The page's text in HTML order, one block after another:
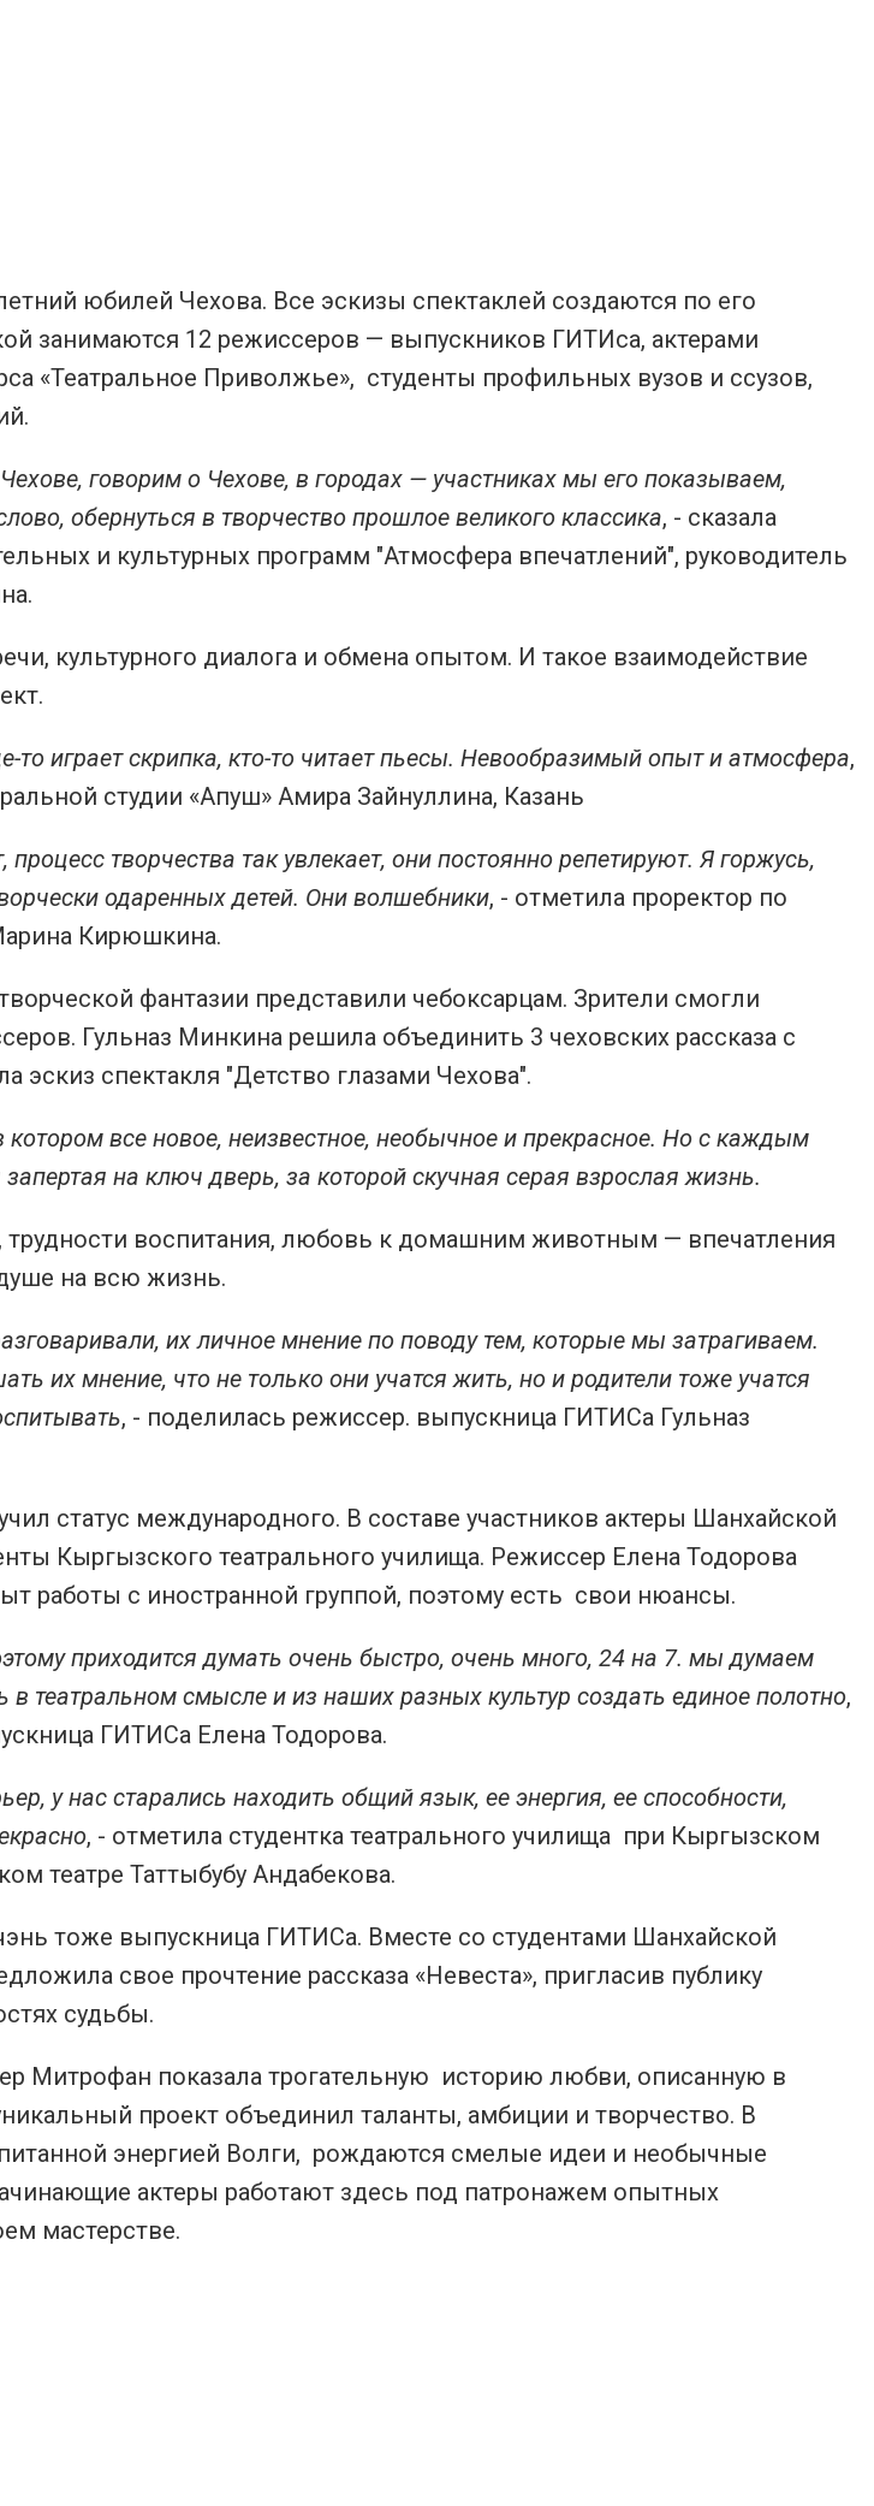
юбилей Чехова. Все эскизы спектаклей создаются по его
занимаются 12 режиссеров — выпускников ГИТИса, актерами
«Театральное Приволжье», студенты профильных вузов и ссузов,
говорим о Чехове, в городах — участниках мы его показываем,
обернуться в творчество прошлое великого классика, - сказала
и культурных программ "Атмосфера впечатлений", руководитель
культурного диалога и обмена опытом. И такое взаимодействие
то играет скрипка, кто-то читает пьесы. Невообразимый опыт и атмосфера,
студии «Апуш» Амира Зайнуллина, Казань
процесс творчества так увлекает, они постоянно репетируют. Я горжусь,
одаренных детей. Они волшебники, - отметила проректор по
Кирюшкина.
фантазии представили чебоксарцам. Зрители смогли
Гульназ Минкина решила объединить 3 чеховских рассказа с
эскиз спектакля "Детство глазами Чехова".
все новое, неизвестное, необычное и прекрасное. Но с каждым
на ключ дверь, за которой скучная серая взрослая жизнь.
воспитания, любовь к домашним животным — впечатления
на всю жизнь.
их личное мнение по поводу тем, которые мы затрагиваем.
их мнение, что не только они учатся жить, но и родители тоже учатся
, - поделилась режиссер. выпускница ГИТИСа Гульназ
статус международного. В составе участников актеры Шанхайской
Кыргызского театрального училища. Режиссер Елена Тодорова
работы с иностранной группой, поэтому есть свои нюансы.
приходится думать очень быстро, очень много, 24 на 7. мы думаем
в театральном смысле и из наших разных культур создать единое полотно,
ГИТИСа Елена Тодорова.
у нас старались находить общий язык, ее энергия, ее способности,
, - отметила студентка театрального училища при Кыргызском
театре Таттыбубу Андабекова.
тоже выпускница ГИТИСа. Вместе со студентами Шанхайской
свое прочтение рассказа «Невеста», пригласив публику
судьбы.
Митрофан показала трогательную историю любви, описанную в
проект объединил таланты, амбиции и творчество. В
энергией Волги, рождаются смелые идеи и необычные
актеры работают здесь под патронажем опытных
мастерстве.